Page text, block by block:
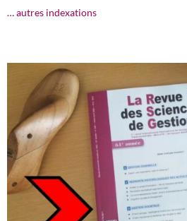
… autres indexations